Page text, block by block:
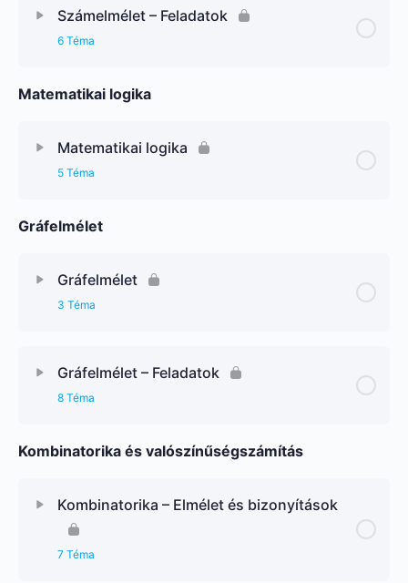
Számelmélet – Feladatok
6 Téma
Matematikai logika
Matematikai logika
5 Téma
Gráfelmélet
Gráfelmélet
3 Téma
Gráfelmélet – Feladatok
8 Téma
Kombinatorika és valószínűségszámítás
Kombinatorika – Elmélet és bizonyítások
7 Téma